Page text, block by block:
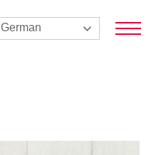
German